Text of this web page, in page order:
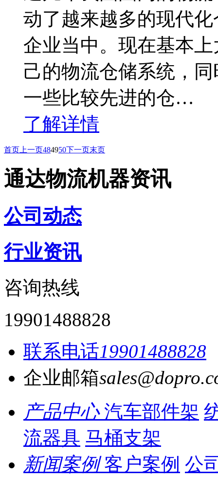
动了越来越多的现代
企业当中。现在基本
己的物流仓储系统，
一些比较先进的仓…
了解详情
首页 上一页484950下一页末页
通达物流机器资讯
公司动态
行业资讯
咨询热线
19901488828
联系电话19901488828
企业邮箱
产品中心 汽车部件架
流器具 马桶支架
新闻案例 客户案例 公